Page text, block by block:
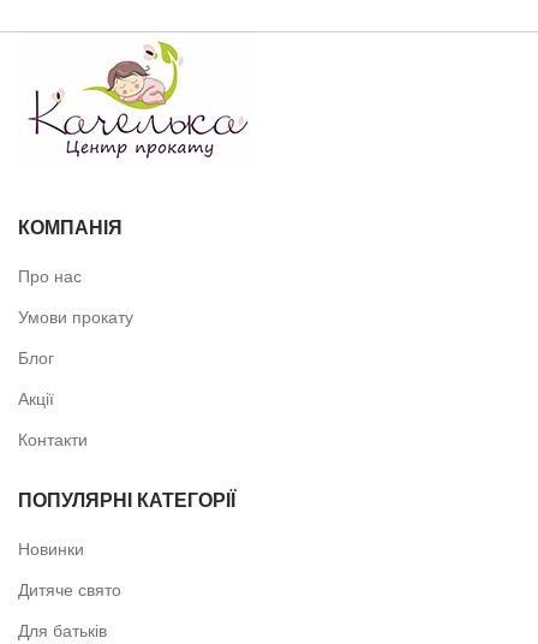
КОМПАНІЯ
Про нас
Умови прокату
Блог
Акції
Контакти
ПОПУЛЯРНІ КАТЕГОРІЇ
Новинки
Дитяче свято
Для батьків